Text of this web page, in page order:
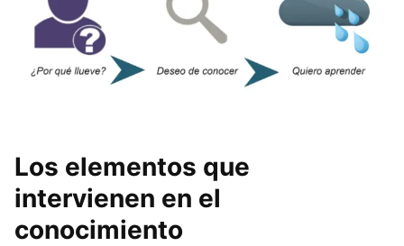
Los elementos que
intervienen en el
conocimiento